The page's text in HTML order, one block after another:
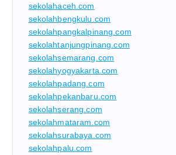
sekolahaceh.com
sekolahbengkulu.com
sekolahpangkalpinang.com
sekolahtanjungpinang.com
sekolahsemarang.com
sekolahyogyakarta.com
sekolahpadang.com
sekolahpekanbaru.com
sekolahserang.com
sekolahmataram.com
sekolahsurabaya.com
sekolahpalu.com